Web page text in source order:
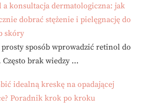
a konsultacja dermatologiczna: jak
dobrać stężenie i pielęgnację do
skóry
sposób wprowadzić retinol do
brak wiedzy …
idealną kreskę na opadającej
Poradnik krok po kroku